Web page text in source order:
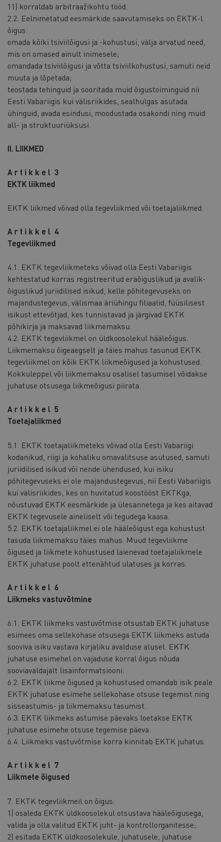
11) korraldab arbitraažikohtu tööd.
2.2. Eelnimetatud eesmärkide saavutamiseks on EKTK-l
õigus:
omada kõiki tsiviilõigusi ja -kohustusi, välja arvatud need,
mis on omased ainult inimesele;
omandada tsiviilõigusi ja võtta tsiviilkohustusi, samuti neid
muuta ja lõpetada;
teostada tehinguid ja sooritada muid õigustoiminguid nii
Eesti Vabariigis kui välisriikides, sealhulgas asutada
ühinguid, avada esindusi, moodustada osakondi ning muid
all- ja struktuuriüksusi.
II. LIIKMED
A r t i k k e l 3
EKTK liikmed
EKTK liikmed võivad olla tegevliikmed või toetajaliikmed.
A r t i k k e l 4
Tegevliikmed
4.1. EKTK tegevliikmeteks võivad olla Eesti Vabariigis
kehtestatud korras registreeritud eraõiguslikud ja avalik-
õiguslikud juriidilised isikud, kelle põhitegevuseks on
majandustegevus, välismaa äriühingu filiaalid, füüsilisest
isikust ettevõtjad, kes tunnistavad ja järgivad EKTK
põhikirja ja maksavad liikmemaksu.
4.2. EKTK tegevliikmel on üldkoosolekul hääleõigus.
Liikmemaksu õigeaegselt ja täies mahus tasunud EKTK
tegevliikmel on kõik EKTK liikmeõigused ja kohustused.
Kokkuleppel või liikmemaksu osalisel tasumisel võidakse
juhatuse otsusega liikmeõigusi piirata.
A r t i k k e l 5
Toetajaliikmed
5.1. EKTK toetajaliikmeteks võivad olla Eesti Vabariigi
kodanikud, riigi ja kohaliku omavalitsuse asutused, samuti
juriidilised isikud või nende ühendused, kui isiku
põhitegevuseks ei ole majandustegevus, nii Eesti Vabariigis
kui välisriikides, kes on huvitatud koostööst EKTKga,
nõustuvad EKTK eesmärkide ja ülesannetega ja kes aitavad
EKTK tegevusele aineliselt või tegudega kaasa.
5.2. EKTK toetajaliikmel ei ole hääleõigust ega kohustust
tasuda liikmemaksu täies mahus. Muud tegevliikme
õigused ja liikmete kohustused laienevad toetajaliikmele
EKTK juhatuse poolt ettenähtud ulatuses ja korras.
A r t i k k e l 6
Liikmeks vastuvõtmine
6.1. EKTK liikmeks vastuvõtmise otsustab EKTK juhatuse
esimees oma sellekohase otsusega EKTK liikmeks astuda
sooviva isiku vastava kirjaliku avalduse alusel. EKTK
juhatuse esimehel on vajaduse korral õigus nõuda
sooviavaldajalt lisainformatsiooni.
6.2. EKTK liikme õigused ja kohustused omandab isik peale
EKTK juhatuse esimehe sellekohase otsuse tegemist ning
sisseastumis- ja liikmemaksu tasumist.
6.3. EKTK liikmeks astumise päevaks loetakse EKTK
juhatuse esimehe otsuse tegemise päeva.
6.4. Liikmeks vastuvõtmise korra kinnitab EKTK juhatus.
A r t i k k e l 7
Liikmete õigused
7. EKTK tegevliikmeil on õigus:
1) osaleda EKTK üldkoosolekul otsustava hääleõigusega,
valida ja olla valitud EKTK juht- ja kontrollorganitesse;
2) esitada EKTK üldkoosolekule, juhatusele, juhatuse